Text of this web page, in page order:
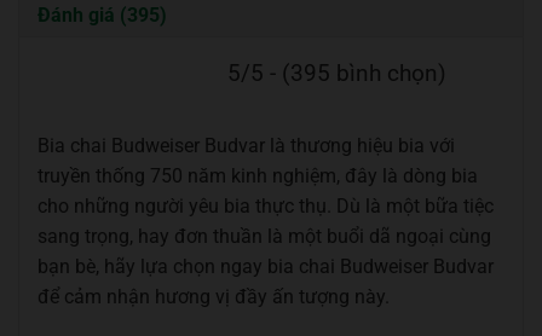
Đánh giá (395)
5/5 - (395 bình chọn)
Bia chai Budweiser Budvar là thương hiệu bia với
truyền thống 750 năm kinh nghiệm, đây là dòng bia
cho những người yêu bia thực thụ. Dù là một bữa tiệc
sang trọng, hay đơn thuần là một buổi dã ngoại cùng
bạn bè, hãy lựa chọn ngay bia chai Budweiser Budvar
để cảm nhận hương vị đầy ấn tượng này.